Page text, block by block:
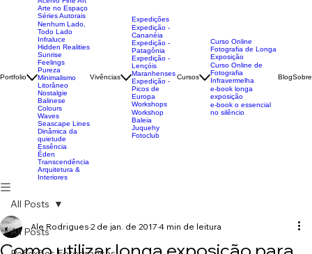
Fotografia como
Presença no
Espaço
Acervo Fine Art
Arte no Espaço
Séries Autorais
Nenhum Lado,
Todo Lado
Infraluce
Hidden Realities
Sunrise
Feelings
Pureza
Minimalismo
Litorâneo
Nostalgie
Balinese
Colours
Waves
Seascape Lines
Dinâmica da
quietude
Essência
Éden
Interiores
Expedições
Expedição -
Cananéia
Expedição -
Patagônia
Expedição -
Lençóis
Maranhenses
Expedição -
Picos de
Europa
Workshops
Workshop
Curso Online
Fotografia de Longa
Exposição
Curso Online de
Fotografia
Infravermelha
e-book longa
All Posts